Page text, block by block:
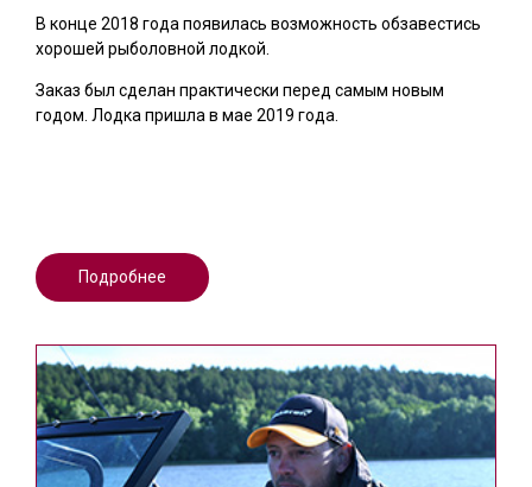
В конце 2018 года появилась возможность обзавестись
хорошей рыболовной лодкой.
Заказ был сделан практически перед самым новым
годом. Лодка пришла в мае 2019 года.
Подробнее